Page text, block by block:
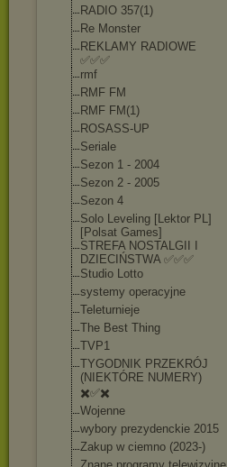
RADIO 357(1)
Re Monster
REKLAMY RADIOWE
✅✅✅
rmf
RMF FM
RMF FM(1)
ROSASS-UP
Seriale
Sezon 1 - 2004
Sezon 2 - 2005
Sezon 4
Solo Leveling [Lektor PL]
[Polsat Games]
STREFA NOSTALGII I
DZIECIŃSTWA ✅✅✅
Studio Lotto
systemy operacyjne
Teleturnieje
The Best Thing
TVP1
TYGODNIK PRZEKRÓJ
(NIEKTÓRE NUMERY)
✖️✅✖️
Wojenne
wybory prezydenckie 2015
Zakup w ciemno (2023-)